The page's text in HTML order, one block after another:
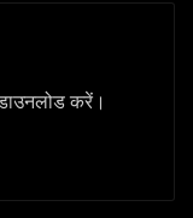
करें।